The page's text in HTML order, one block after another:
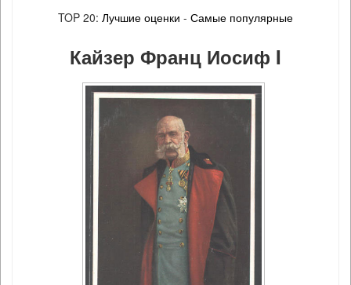
TOP 20: Лучшие оценки - Самые популярные
Кайзер Франц Иосиф I